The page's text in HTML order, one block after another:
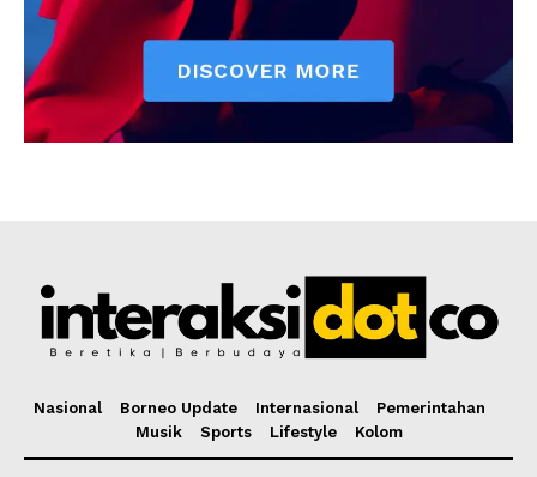
Nasional Borneo Update Internasional
Pemerintahan
Musik
Sports Lifestyle Kolom